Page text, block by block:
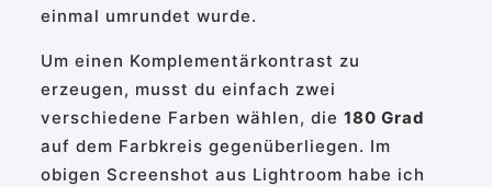
einmal umrundet wurde.
Um einen Komplementärkontrast zu
erzeugen, musst du einfach zwei
verschiedene Farben wählen, die 180 Grad
auf dem Farbkreis gegenüberliegen. Im
obigen Screenshot aus Lightroom habe ich